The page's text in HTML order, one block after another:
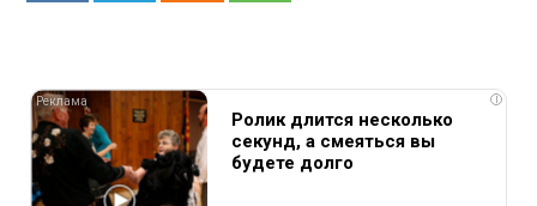
i
Ролик длится несколько
секунд, а смеяться вы
будете долго